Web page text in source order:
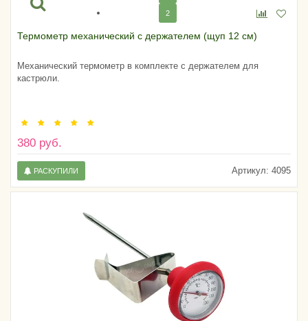
2
Термометр механический с держателем (щуп 12 см)
Механический термометр в комплекте с держателем для
кастрюли.
380 руб.
Артикул: 4095
РАСКУПИЛИ